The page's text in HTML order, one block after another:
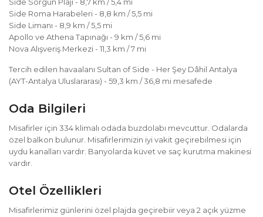
Side Roma Harabeleri - 8,8 km / 5,5 mi
Side Limanı - 8,9 km / 5,5 mi
Apollo ve Athena Tapınağı - 9 km / 5,6 mi
Nova Alışveriş Merkezi - 11,3 km / 7 mi
Tercih edilen havaalanı Sultan of Side - Her Şey Dâhil Antalya
(AYT-Antalya Uluslararası) - 59,3 km / 36,8 mi mesafede
Oda Bilgileri
Misafirler için 334 klimalı odada buzdolabı mevcuttur. Odalarda
özel balkon bulunur. Misafirlerimizin iyi vakit geçirebilmesi için
uydu kanalları vardır. Banyolarda küvet ve saç kurutma makinesi
vardır.
Otel Özellikleri
Misafirlerimiz günlerini özel plajda geçirebiir veya 2 açık yüzme